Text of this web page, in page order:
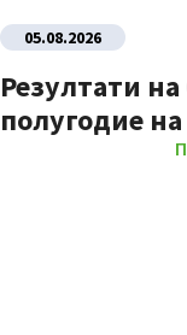
05.08.2026
Резултати
полугодие на